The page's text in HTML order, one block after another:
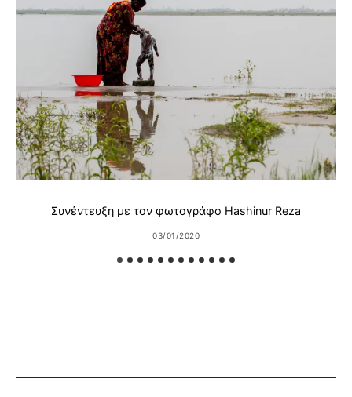
Συνέντευξη με τον φωτογράφο Hashinur Reza
03/01/2020